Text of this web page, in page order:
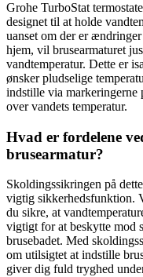
Grohe TurboStat
designet til at holde
uanset om der er
hjem, vil brusearmaturet
vandtemperatur. Dette er
ønsker pludselige
indstille via
over vandets temperatur.
Hvad er fordelene
brusearmatur?
Skoldingssikringen på
vigtig sikkerhedsfunktion.
du sikre, at
vigtigt for at beskytte mod
brusebadet. Med
om utilsigtet at indstille
giver dig fuld tryghed